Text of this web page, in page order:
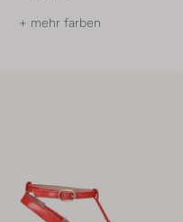
+ mehr farben